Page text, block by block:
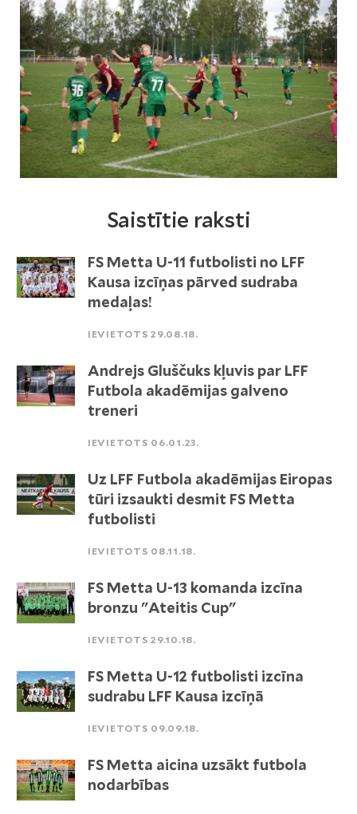
Saistītie raksti
FS Metta U-11 futbolisti no LFF
Kausa izcīņas pārved sudraba
medaļas!
IEVIETOTS 29.08.18.
Andrejs Gluščuks kļuvis par LFF
Futbola akadēmijas galveno
treneri
IEVIETOTS 06.01.23.
Uz LFF Futbola akadēmijas Eiropas
tūri izsaukti desmit FS Metta
futbolisti
IEVIETOTS 08.11.18.
FS Metta U-13 komanda izcīna
bronzu "Ateitis Cup"
IEVIETOTS 29.10.18.
FS Metta U-12 futbolisti izcīna
sudrabu LFF Kausa izcīņā
IEVIETOTS 09.09.18.
FS Metta aicina uzsākt futbola
nodarbības